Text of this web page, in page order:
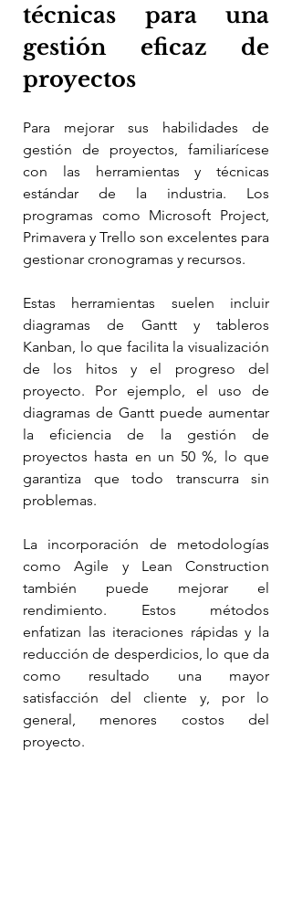
técnicas para una
gestión eficaz de
proyectos
Para mejorar sus habilidades de
gestión de proyectos, familiarícese
con las herramientas y técnicas
estándar de la industria. Los
programas como Microsoft Project,
Primavera y Trello son excelentes para
gestionar cronogramas y recursos.
Estas herramientas suelen incluir
diagramas de Gantt y tableros
Kanban, lo que facilita la visualización
de los hitos y el progreso del
proyecto. Por ejemplo, el uso de
diagramas de Gantt puede aumentar
la eficiencia de la gestión de
proyectos hasta en un 50 %, lo que
garantiza que todo transcurra sin
problemas.
La incorporación de metodologías
como Agile y Lean Construction
también puede mejorar el
rendimiento. Estos métodos
enfatizan las iteraciones rápidas y la
reducción de desperdicios, lo que da
como resultado una mayor
satisfacción del cliente y, por lo
general, menores costos del
proyecto.